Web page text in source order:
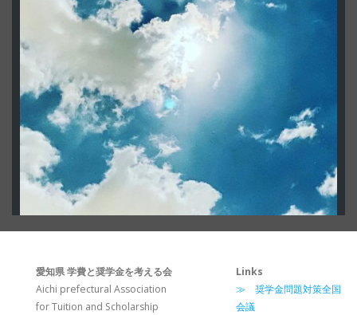
愛知県 学費と奨学金を考える会
Aichi prefectural Association
for Tuition and Scholarship
Links
≫ 奨学金問題対策全国
会議